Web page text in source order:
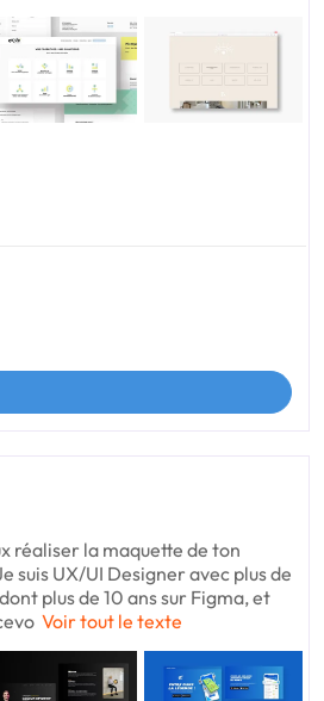
réaliser la maquette de ton
suis UX/UI Designer avec plus de
plus de 10 ans sur Figma, et
Voir tout le texte